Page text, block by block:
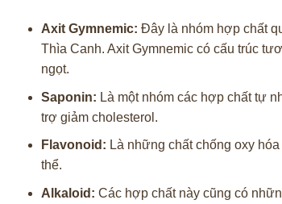
Axit Gymnemic: Đây là nhóm hợp chất
Thìa Canh. Axit Gymnemic có cấu trúc
ngọt.
Saponin: Là một nhóm các hợp chất tự
trợ giảm cholesterol.
Flavonoid: Là những chất chống oxy
thể.
Alkaloid: Các hợp chất này cũng có